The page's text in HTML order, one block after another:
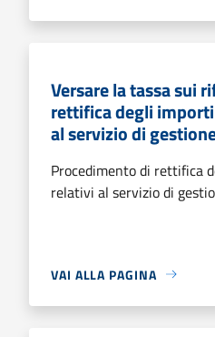
Versare la tassa sui
rettifica degli
al servizio di
Procedimento di rettifica
relativi al servizio di
VAI ALLA PAGINA